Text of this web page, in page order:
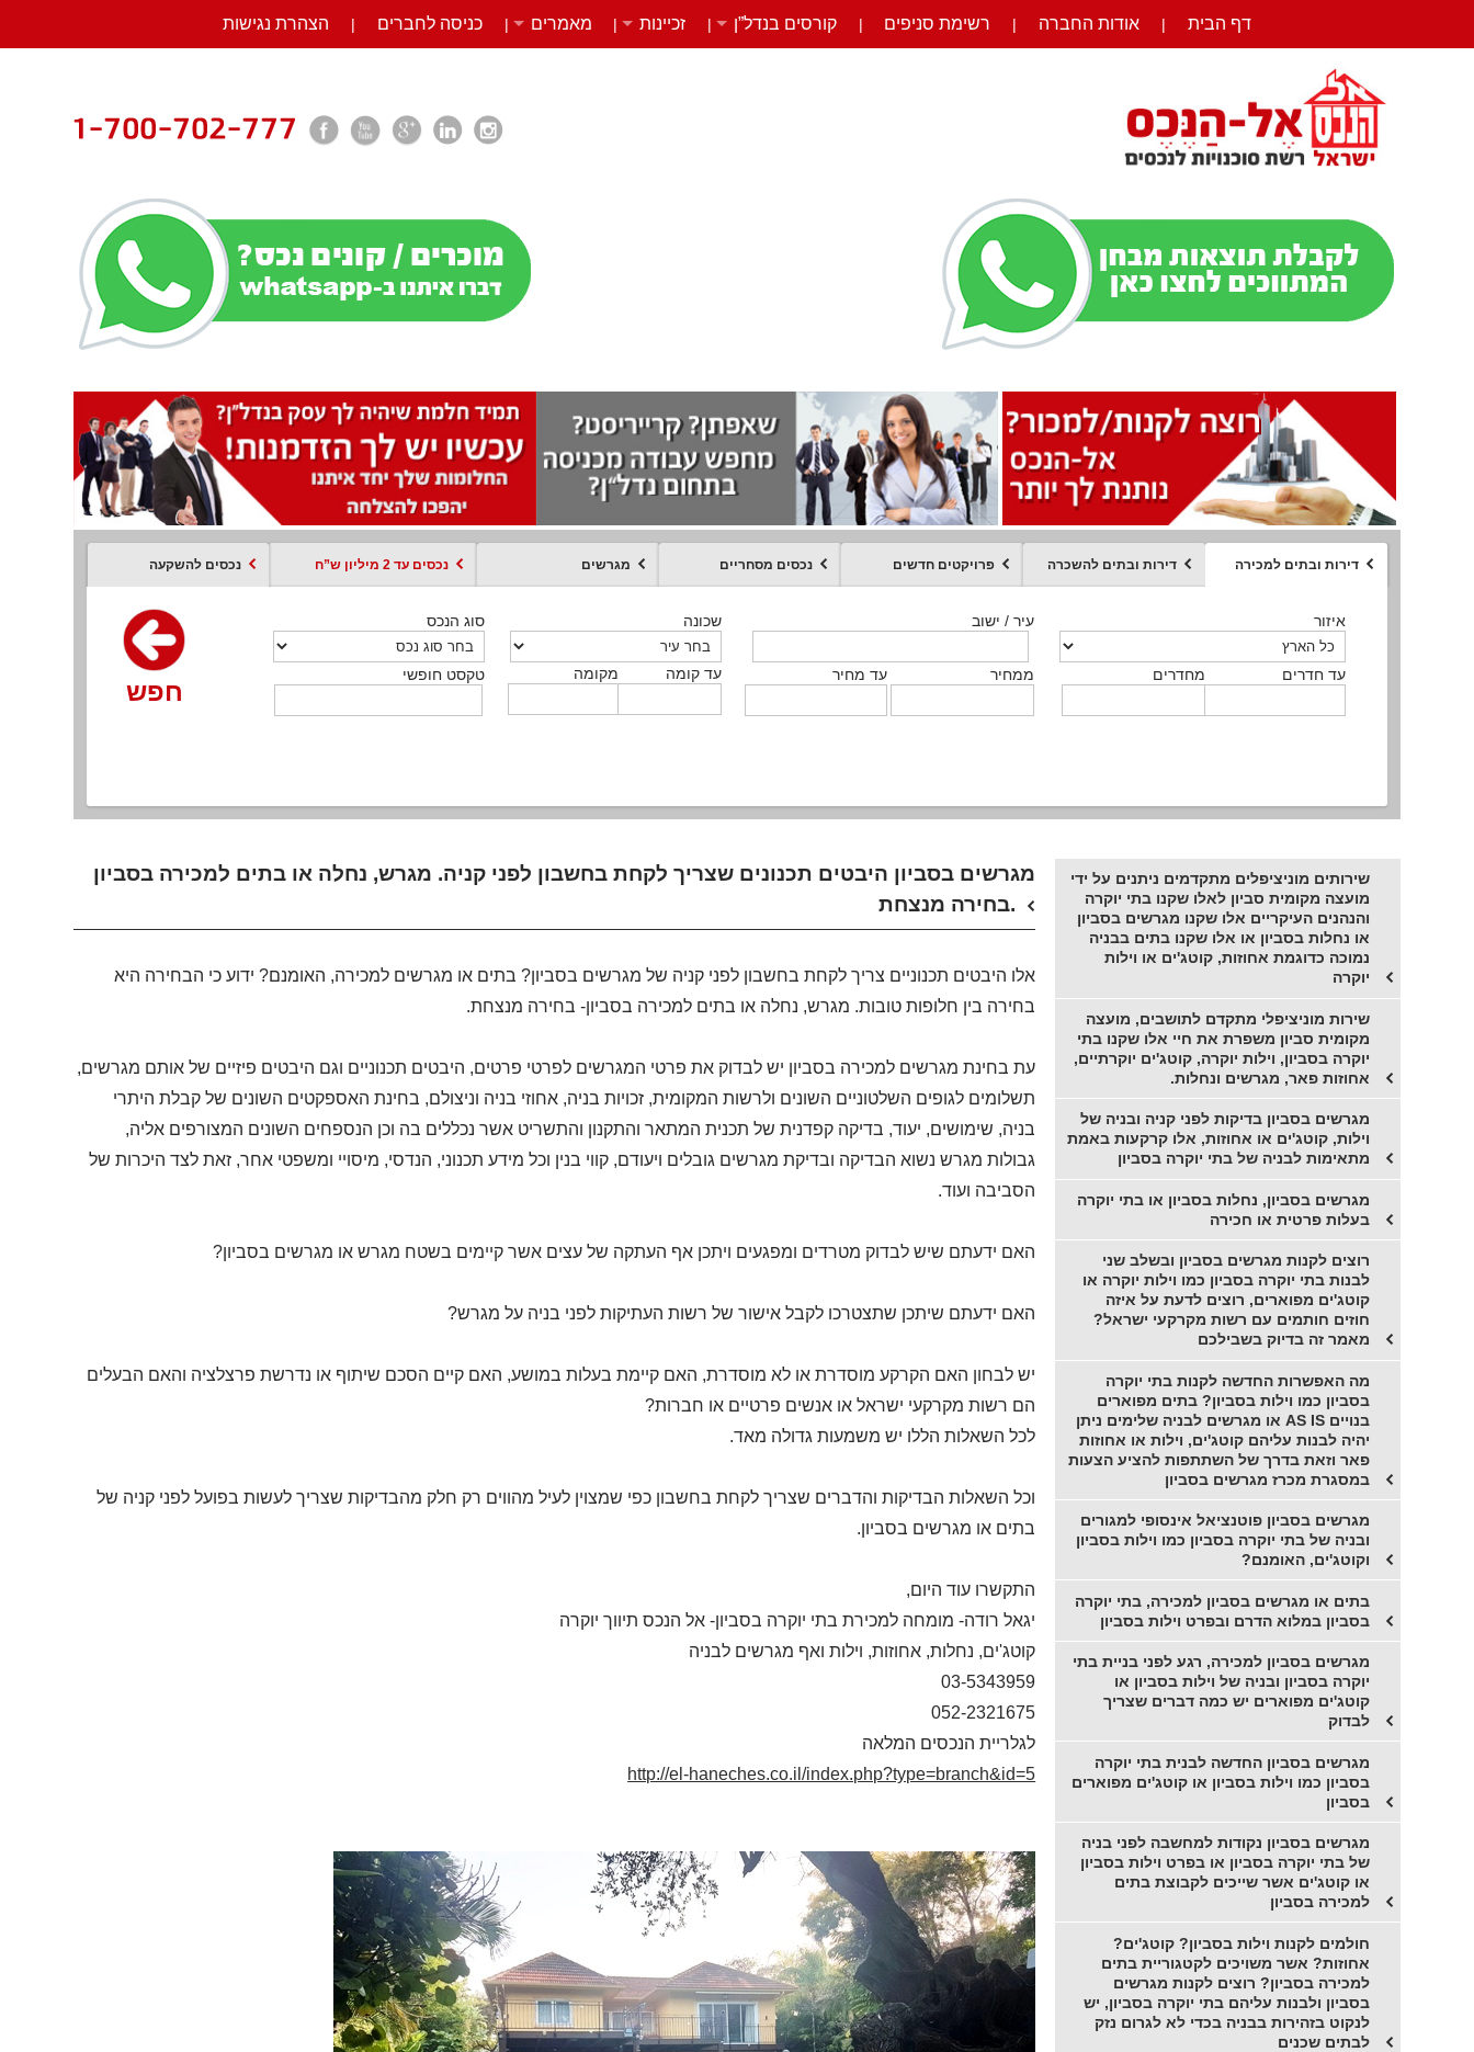
דף הבית | אודות החברה | רשימת סניפים | קורסים בנדל”ן | זכיינות | מאמרים | כניסה לחברים | הצהרת נגישות
דירות ובתים למכירה דירות ובתים להשכרה פרויקטים חדשים נכסים מסחריים מגרשים נכסים עד 2 מיליון ש”ח נכסים להשקעה
איזור
מחדרים עד חדרים
עיר / ישוב
ממחיר עד מחיר
שכונה
מקומה עד קומה
סוג הנכס
טקסט חופשי
חפש
איזור
מחדרים עד חדרים
עיר / ישוב
ממחיר עד מחיר
שכונה
מקומה עד קומה
סוג הנכס
טקסט חופשי
חפש
איזור
מחדרים עד חדרים
עיר / ישוב
ממחיר עד מחיר
שכונה
מקומה עד קומה
סוג הנכס
טקסט חופשי
חפש
איזור
סוג הנכס
עיר / ישוב
ממחיר עד מחיר
שכונה
מקומה עד קומה
סוג עסקה
טקסט חופשי
חפש
סוג הנכס ממחיר מקומה
חפש
איזור
מחדרים עד חדרים
עיר / ישוב
מקומה עד קומה
שכונה
טקסט חופשי
סוג הנכס
חפש
איזור
סוג הנכס
עיר / ישוב
ממחיר עד מחיר
שכונה
מקומה עד קומה
טקסט חופשי
חפש
מגרשים בסביון היבטים תכנונים שצריך לקחת בחשבון לפני קניה. מגרש, נחלה או בתים למכירה בסביון
בחירה מנצחת.
אלו היבטים תכנוניים צריך לקחת בחשבון לפני קניה של מגרשים בסביון? בתים או מגרשים למכירה, האומנם? ידוע כי הבחירה היא
בחירה בין חלופות טובות. מגרש, נחלה או בתים למכירה בסביון- בחירה מנצחת.
עת בחינת מגרשים למכירה בסביון יש לבדוק את פרטי המגרשים לפרטי פרטים, היבטים תכנוניים וגם היבטים פיזיים של אותם מגרשים,
תשלומים לגופים השלטוניים השונים ולרשות המקומית, זכויות בניה, אחוזי בניה וניצולם, בחינת האספקטים השונים של קבלת היתרי
בניה, שימושים, יעוד, בדיקה קפדנית של תכנית המתאר והתקנון והתשריט אשר נכללים בה וכן הנספחים השונים המצורפים אליה,
גבולות מגרש נשוא הבדיקה ובדיקת מגרשים גובלים ויעודם, קווי בנין וכל מידע תכנוני, הנדסי, מיסויי ומשפטי אחר, זאת לצד היכרות של
הסביבה ועוד.
האם ידעתם שיש לבדוק מטרדים ומפגעים ויתכן אף העתקה של עצים אשר קיימים בשטח מגרש או מגרשים בסביון?
האם ידעתם שיתכן שתצטרכו לקבל אישור של רשות העתיקות לפני בניה על מגרש?
יש לבחון האם הקרקע מוסדרת או לא מוסדרת, האם קיימת בעלות במושע, האם קיים הסכם שיתוף או נדרשת פרצלציה והאם הבעלים
הם רשות מקרקעי ישראל או אנשים פרטיים או חברות?
לכל השאלות הללו יש משמעות גדולה מאד.
וכל השאלות הבדיקות והדברים שצריך לקחת בחשבון כפי שמצוין לעיל מהווים רק חלק מהבדיקות שצריך לעשות בפועל לפני קניה של
בתים או מגרשים בסביון.
התקשרו עוד היום,
יגאל רודה- מומחה למכירת בתי יוקרה בסביון- אל הנכס תיווך יוקרה
קוטג'ים, נחלות, אחוזות, וילות ואף מגרשים לבניה
03-5343959
052-2321675
לגלריית הנכסים המלאה
http://el-haneches.co.il/index.php?type=branch&id=5
שירותים מוניציפלים מתקדמים ניתנים על ידי
מועצה מקומית סביון לאלו שקנו בתי יוקרה
והנהנים העיקריים אלו שקנו מגרשים בסביון
או נחלות בסביון או אלו שקנו בתים בבניה
נמוכה כדוגמת אחוזות, קוטג'ים או וילות
יוקרה
שירות מוניציפלי מתקדם לתושבים, מועצה
מקומית סביון משפרת את חיי אלו שקנו בתי
יוקרה בסביון, וילות יוקרה, קוטג'ים יוקרתיים,
אחוזות פאר, מגרשים ונחלות.
מגרשים בסביון בדיקות לפני קניה ובניה של
וילות, קוטג'ים או אחוזות, אלו קרקעות באמת
מתאימות לבניה של בתי יוקרה בסביון
מגרשים בסביון, נחלות בסביון או בתי יוקרה
בעלות פרטית או חכירה
רוצים לקנות מגרשים בסביון ובשלב שני
לבנות בתי יוקרה בסביון כמו וילות יוקרה או
קוטג'ים מפוארים, רוצים לדעת על איזה
חוזים חותמים עם רשות מקרקעי ישראל?
מאמר זה בדיוק בשבילכם
מה האפשרות החדשה לקנות בתי יוקרה
בסביון כמו וילות בסביון? בתים מפוארים
בנויים AS IS או מגרשים לבניה שלימים ניתן
יהיה לבנות עליהם קוטג'ים, וילות או אחוזות
פאר וזאת בדרך של השתתפות להציע הצעות
במסגרת מכרז מגרשים בסביון
מגרשים בסביון פוטנציאל אינסופי למגורים
ובניה של בתי יוקרה בסביון כמו וילות בסביון
וקוטג'ים, האומנם?
בתים או מגרשים בסביון למכירה, בתי יוקרה
בסביון במלוא הדרם ובפרט וילות בסביון
מגרשים בסביון למכירה, רגע לפני בניית בתי
יוקרה בסביון ובניה של וילות בסביון או
קוטג'ים מפוארים יש כמה דברים שצריך
לבדוק
מגרשים בסביון החדשה לבנית בתי יוקרה
בסביון כמו וילות בסביון או קוטג'ים מפוארים
בסביון
מגרשים בסביון נקודות למחשבה לפני בניה
של בתי יוקרה בסביון או בפרט וילות בסביון
או קוטג'ים אשר שייכים לקבוצת בתים
למכירה בסביון
חולמים לקנות וילות בסביון? קוטג'ים?
אחוזות? אשר משויכים לקטגוריית בתים
למכירה בסביון? רוצים לקנות מגרשים
בסביון ולבנות עליהם בתי יוקרה בסביון, יש
לנקוט בזהירות בבניה בכדי לא לגרום נזק
לבתים שכנים